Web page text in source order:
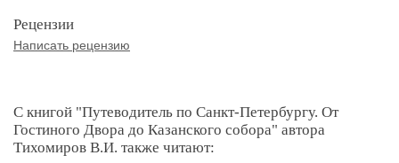
Рецензии
Написать рецензию
С книгой "Путеводитель по Санкт-Петербургу. От
Гостиного Двора до Казанского собора" автора
Тихомиров В.И. также читают: